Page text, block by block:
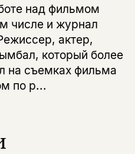
над фильмом
числе и журнал
актер,
который более
на съемках фильма
по р...